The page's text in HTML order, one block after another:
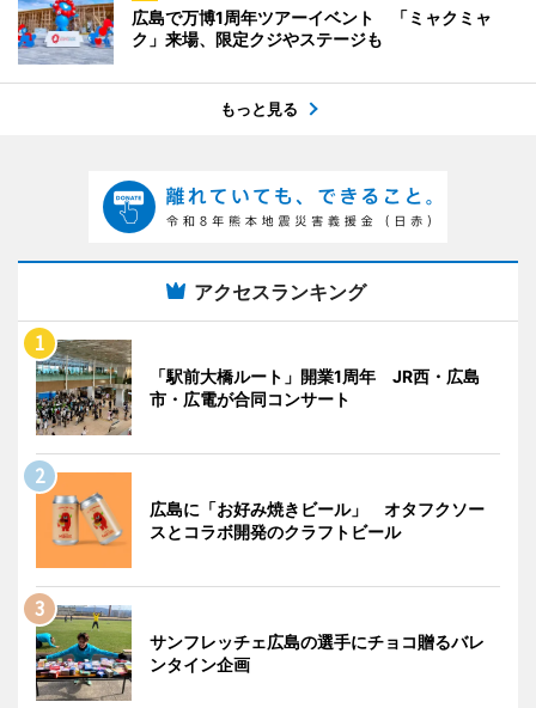
広島で万博1周年ツアーイベント 「ミャクミャ
ク」来場、限定クジやステージも
もっと見る
アクセスランキング
「駅前大橋ルート」開業1周年 JR西・広島
市・広電が合同コンサート
広島に「お好み焼きビール」 オタフクソー
スとコラボ開発のクラフトビール
サンフレッチェ広島の選手にチョコ贈るバレ
ンタイン企画